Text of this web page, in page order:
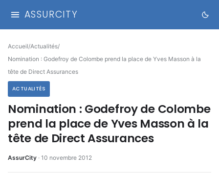
ASSURCITY
Accueil/Actualités/
Nomination : Godefroy de Colombe prend la place de Yves Masson à la
tête de Direct Assurances
ACTUALITÉS
Nomination : Godefroy de Colombe
prend la place de Yves Masson à la
tête de Direct Assurances
AssurCity · 10 novembre 2012